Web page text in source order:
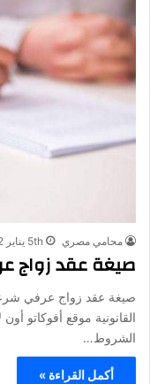
محامي مصري 5th يناير 2022
صيغة عقد زواج
صيغة عقد زواج عرفي
القانونية موقع أفوكاتو
الشروط…
أكمل القراءة »